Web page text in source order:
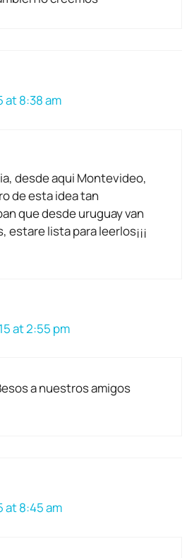
at 8:38 am
desde aqui Montevideo,
de esta idea tan
que desde uruguay van
estare lista para leerlos¡¡¡
at 2:55 pm
a nuestros amigos
at 8:45 am